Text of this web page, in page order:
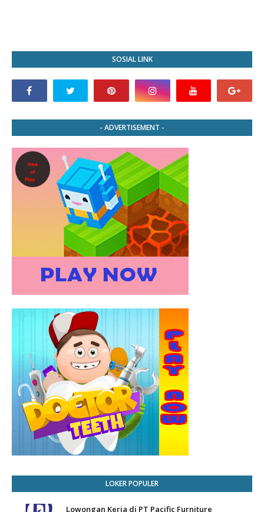
SOSIAL LINK
- ADVERTISEMENT -
LOKER POPULER
Lowongan Kerja di PT Pacific Furniture